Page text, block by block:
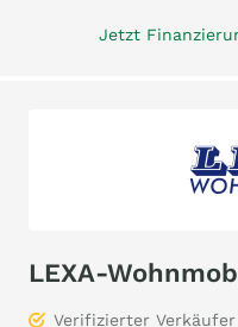
Jetzt
LEXA-
Verifizierter Verkäufer